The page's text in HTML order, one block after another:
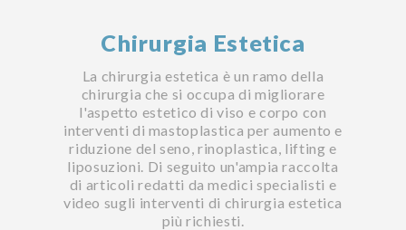
Chirurgia Estetica
La chirurgia estetica è un ramo della
chirurgia che si occupa di migliorare
l'aspetto estetico di viso e corpo con
interventi di mastoplastica per aumento e
riduzione del seno, rinoplastica, lifting e
liposuzioni. Di seguito un'ampia raccolta
di articoli redatti da medici specialisti e
video sugli interventi di chirurgia estetica
più richiesti.